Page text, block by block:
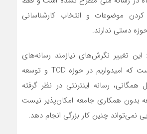
موضوعات و انتخاب کارشناسانی
دستی ندارند.
این تغییر نگرش‌های نیازمند رسانه‌های
بزرگ و گسترده است که امیدواریم در حوزه TOD و توسعه
همگانی، رسانه اینترنتی در نظر گرفته
بدون همکاری جامعه امکان‌پذیر نیست
نمی‌تواند چنین کار بزرگی انجام دهد.